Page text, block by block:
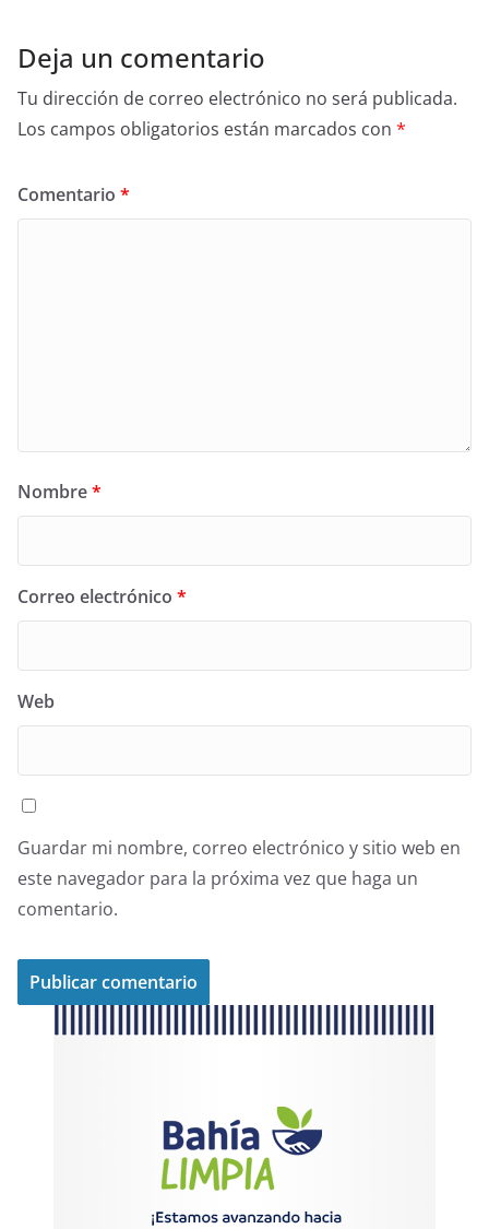
Deja un comentario
Tu dirección de correo electrónico no será publicada.
Los campos obligatorios están marcados con *
Comentario *
Nombre*
Correo electrónico *
Web
Guardar mi nombre, correo electrónico y sitio web en
este navegador para la próxima vez que haga un
comentario.